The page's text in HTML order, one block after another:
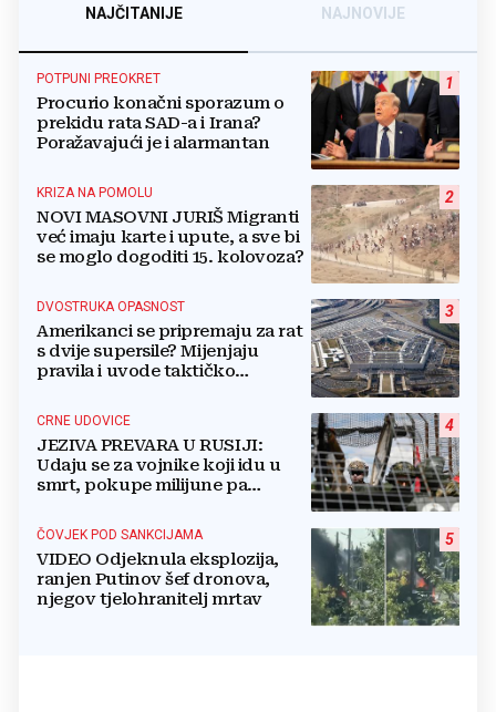
NAJČITANIJE NAJNOVIJE
1
POTPUNI PREOKRET
Procurio konačni sporazum o
prekidu rata SAD-a i Irana?
Poražavajući je i alarmantan
2
KRIZA NA POMOLU
NOVI MASOVNI JURIŠ Migranti
već imaju karte i upute, a sve bi
se moglo dogoditi 15. kolovoza?
3
DVOSTRUKA OPASNOST
Amerikanci se pripremaju za rat
s dvije supersile? Mijenjaju
pravila i uvode taktičko
4
CRNE UDOVICE
JEZIVA PREVARA U RUSIJI:
Udaju se za vojnike koji idu u
smrt, pokupe milijune pa
5
ČOVJEK POD SANKCIJAMA
VIDEO Odjeknula eksplozija,
ranjen Putinov šef dronova,
njegov tjelohranitelj mrtav